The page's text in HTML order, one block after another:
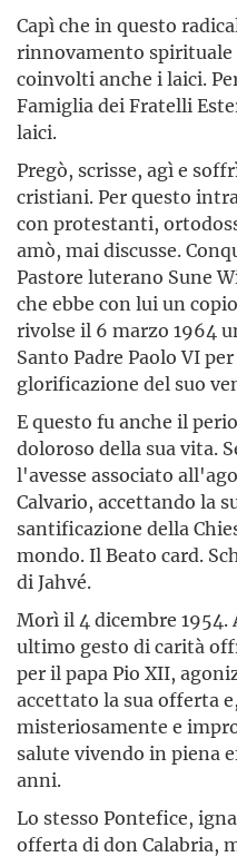
Capì che in questo
rinnovamento spirituale
coinvolti anche i laici.
Famiglia dei Fratelli
laici.
Pregò, scrisse, agì e
cristiani. Per questo
con protestanti,
amò, mai discusse.
Pastore luterano Sune
che ebbe con lui un
rivolse il 6 marzo 1964
Santo Padre Paolo VI
glorificazione del suo
E questo fu anche il
doloroso della sua vita.
l'avesse associato
Calvario, accettando la
santificazione della
mondo. Il Beato card.
di Jahvé.
Morì il 4 dicembre 1954.
ultimo gesto di carità
per il papa Pio XII,
accettato la sua offerta
misteriosamente e
salute vivendo in piena
anni.
Lo stesso Pontefice,
offerta di don Calabria,